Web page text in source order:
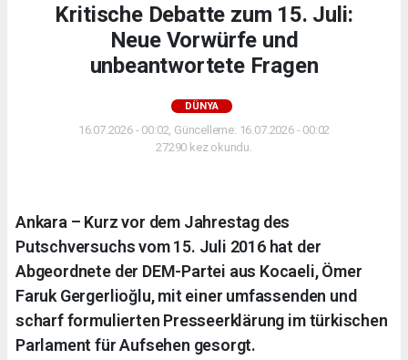
Kritische Debatte zum 15. Juli:
Neue Vorwürfe und
unbeantwortete Fragen
DÜNYA
16.07.2026 - 00:02, Güncelleme: 16.07.2026 - 00:02
27290 kez okundu.
Ankara – Kurz vor dem Jahrestag des
Putschversuchs vom 15. Juli 2016 hat der
Abgeordnete der DEM-Partei aus Kocaeli, Ömer
Faruk Gergerlioğlu, mit einer umfassenden und
scharf formulierten Presseerklärung im türkischen
Parlament für Aufsehen gesorgt.